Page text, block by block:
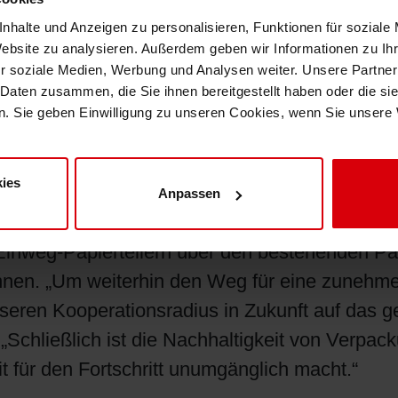
und Anzeigen zu personalisieren, Funktionen für soziale
zu analysieren. Außerdem geben wir Informationen zu
soziale Medien, Werbung und Analysen weiter. Unsere
zusammen, die Sie ihnen bereitgestellt haben oder die
Sie geben Einwilligung zu unseren Cookies, wenn Sie unsere
Anpassen
erfolgreiche Entwicklungsprojekte mit
mit verbesserter Leistung und
innovative Sauerstoffbarriere-Beschichtung
und verbesserten Barriere-
Packiro gemeinsam eine nachhaltige
Recyclingfähigkeit realisiert. Mit der
zudem die erste Barriere-Lösung mit
Papiertellern über den bestehenden
„Um weiterhin den Weg für eine
Kooperationsradius in Zukunft auf das
ist die Nachhaltigkeit von
den Fortschritt unumgänglich macht.“